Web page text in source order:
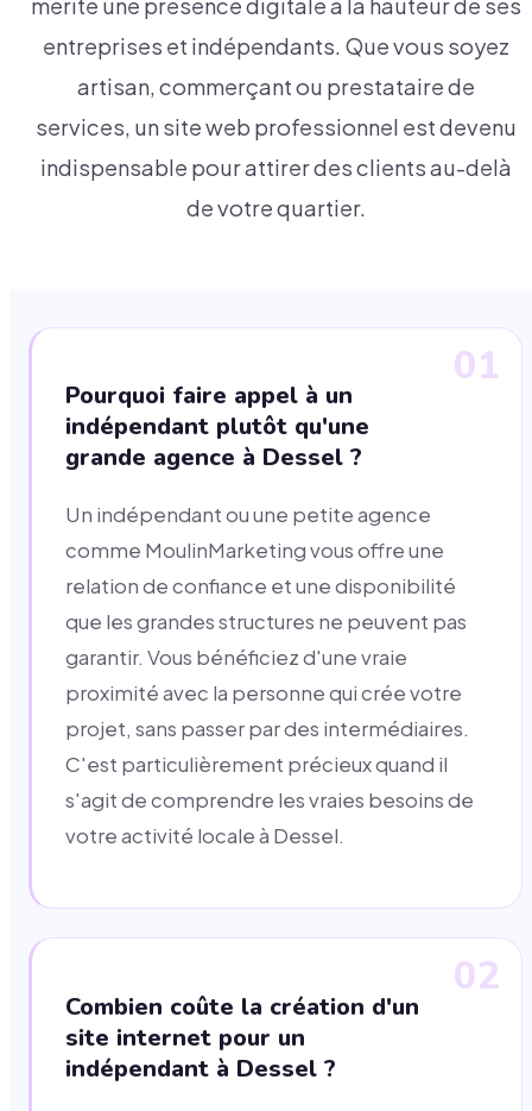
mérite une présence digitale à la hauteur de ses
entreprises et indépendants. Que vous soyez
artisan, commerçant ou prestataire de
services, un site web professionnel est devenu
indispensable pour attirer des clients au-delà
de votre quartier.
01
Pourquoi faire appel à un
indépendant plutôt qu'une
grande agence à Dessel ?
Un indépendant ou une petite agence
comme MoulinMarketing vous offre une
relation de confiance et une disponibilité
que les grandes structures ne peuvent pas
garantir. Vous bénéficiez d'une vraie
proximité avec la personne qui crée votre
projet, sans passer par des intermédiaires.
C'est particulièrement précieux quand il
s'agit de comprendre les vraies besoins de
votre activité locale à Dessel.
02
Combien coûte la création d'un
site internet pour un
indépendant à Dessel ?